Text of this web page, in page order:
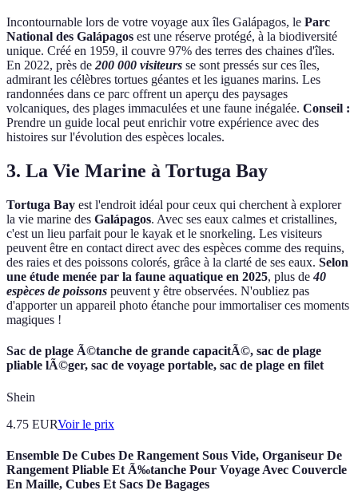
Incontournable lors de votre voyage aux îles Galápagos, le Parc
National des Galápagos est une réserve protégé, à la biodiversité
unique. Créé en 1959, il couvre 97% des terres des chaines d'îles.
En 2022, près de 200 000 visiteurs se sont pressés sur ces îles,
admirant les célèbres tortues géantes et les iguanes marins. Les
randonnées dans ce parc offrent un aperçu des paysages
volcaniques, des plages immaculées et une faune inégalée. Conseil :
Prendre un guide local peut enrichir votre expérience avec des
histoires sur l'évolution des espèces locales.
3. La Vie Marine à Tortuga Bay
Tortuga Bay est l'endroit idéal pour ceux qui cherchent à explorer
la vie marine des Galápagos. Avec ses eaux calmes et cristallines,
c'est un lieu parfait pour le kayak et le snorkeling. Les visiteurs
peuvent être en contact direct avec des espèces comme des requins,
des raies et des poissons colorés, grâce à la clarté de ses eaux. Selon
une étude menée par la faune aquatique en 2025, plus de 40
espèces de poissons peuvent y être observées. N'oubliez pas
d'apporter un appareil photo étanche pour immortaliser ces moments
magiques !
Sac de plage Ã©tanche de grande capacitÃ©, sac de plage
pliable lÃ©ger, sac de voyage portable, sac de plage en filet
Shein
4.75 EURVoir le prix
Ensemble De Cubes De Rangement Sous Vide, Organiseur De
Rangement Pliable Et Ã‰tanche Pour Voyage Avec Couvercle
En Maille, Cubes Et Sacs De Bagages